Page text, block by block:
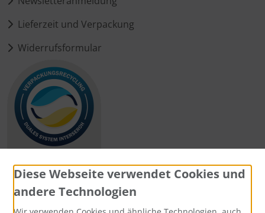
Lieferzeit und Verpackung
Widerrufsformular
Zahlungsmethoden
Diese Webseite verwendet Cookies und
andere Technologien